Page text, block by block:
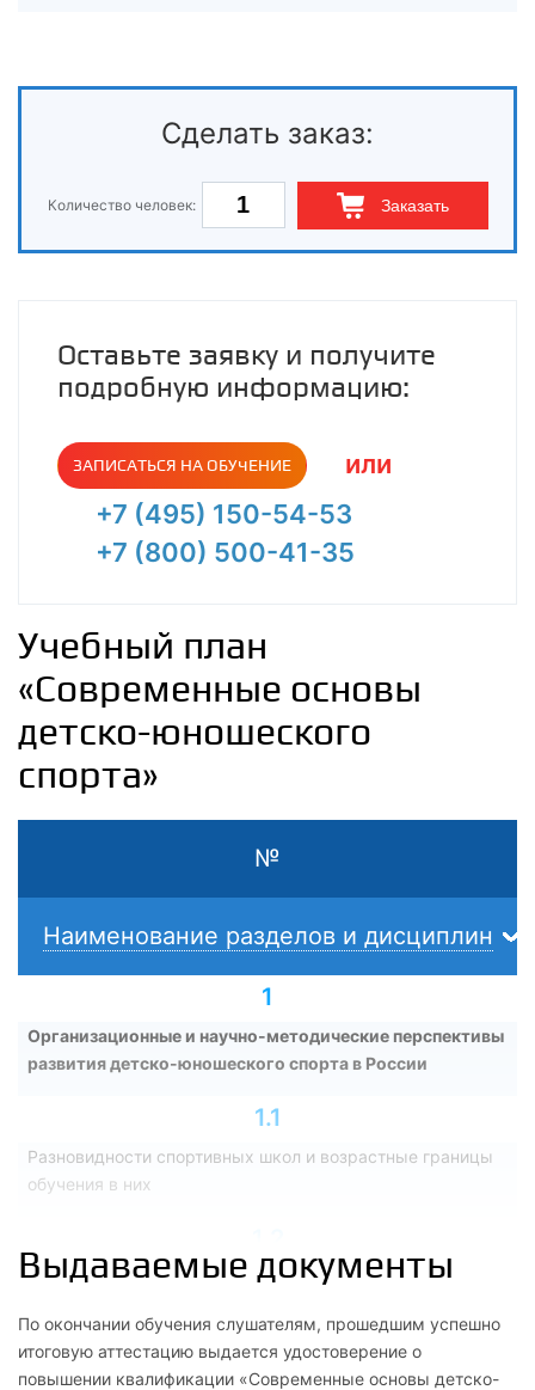
Сделать заказ:
Количество человек: Заказать
Оставьте заявку и получите
подробную информацию:
ЗАПИСАТЬСЯ НА ОБУЧЕНИЕ
или
+7 (495) 150-54-53
+7 (800) 500-41-35
Учебный план
«Современные основы
детско-юношеского
спорта»
№
Наименование разделов и дисциплин
1
Организационные и научно-методические перспективы
развития детско-юношеского спорта в России
1.1
Разновидности спортивных школ и возрастные границы
обучения в них
Сроки формирования спортивного мастерства
2
Научно-методические проблемы спортивного отбора
Выдаваемые документы
По окончании обучения слушателям, прошедшим успешно
итоговую аттестацию выдается удостоверение о
повышении квалификации «Современные основы детско-